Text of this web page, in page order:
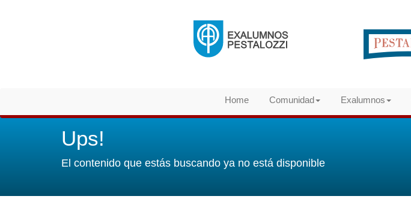
Home Comunidad Exalumnos
Ups!
El contenido que estás buscando ya no está disponible